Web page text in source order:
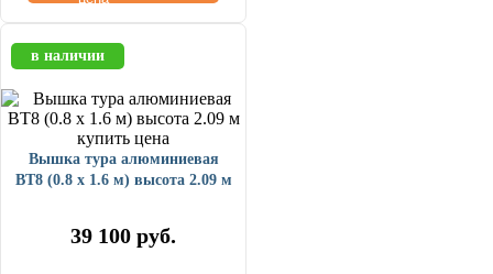
в наличии
Вышка тура алюминиевая
ВТ8 (0.8 х 1.6 м) высота 2.09 м
39 100 руб.